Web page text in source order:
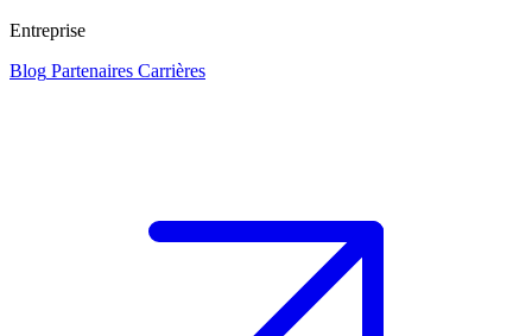
Entreprise
Blog Partenaires Carrières